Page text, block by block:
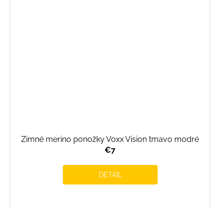
Zimné merino ponožky Voxx Vision tmavo modré
€7
DETAIL